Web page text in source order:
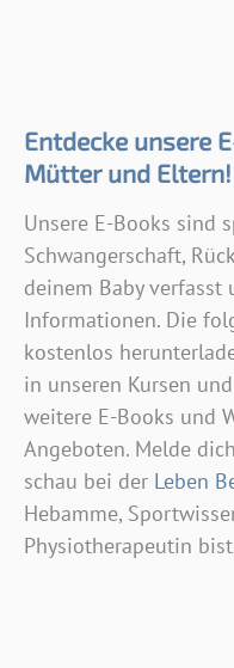
Entdecke unsere
Mütter und Eltern!
Unsere E-Books sind
Schwangerschaft,
deinem Baby
Informationen. Die
kostenlos
in unseren Kursen
weitere E-Books und
Angeboten. Melde
schau bei der Leben
Hebamme,
Physiotherapeutin